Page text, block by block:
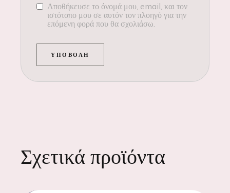
Αποθήκευσε το όνομά μου, email, και τον
ιστότοπο μου σε αυτόν τον πλοηγό για την
επόμενη φορά που θα σχολιάσω.
ΥΠΟΒΟΛΉ
Σχετικά προϊόντα